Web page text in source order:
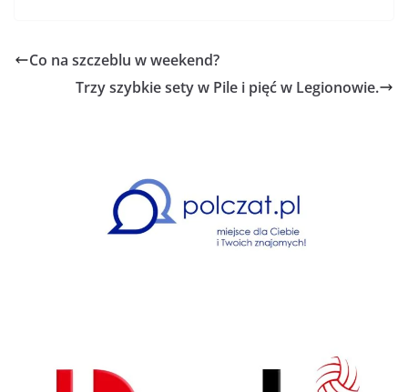
Co na szczeblu w weekend?
Trzy szybkie sety w Pile i pięć w Legionowie.